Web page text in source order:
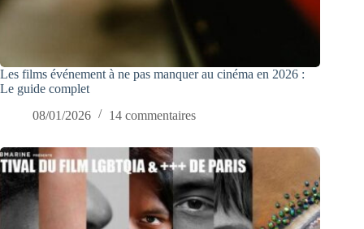
Les films événement à ne pas manquer au cinéma en 2026 :
Le guide complet
08/01/2026
14 commentaires